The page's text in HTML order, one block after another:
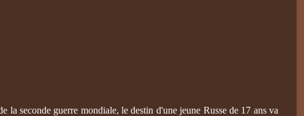
la seconde guerre mondiale, le destin d'une jeune Russe de 17 ans va